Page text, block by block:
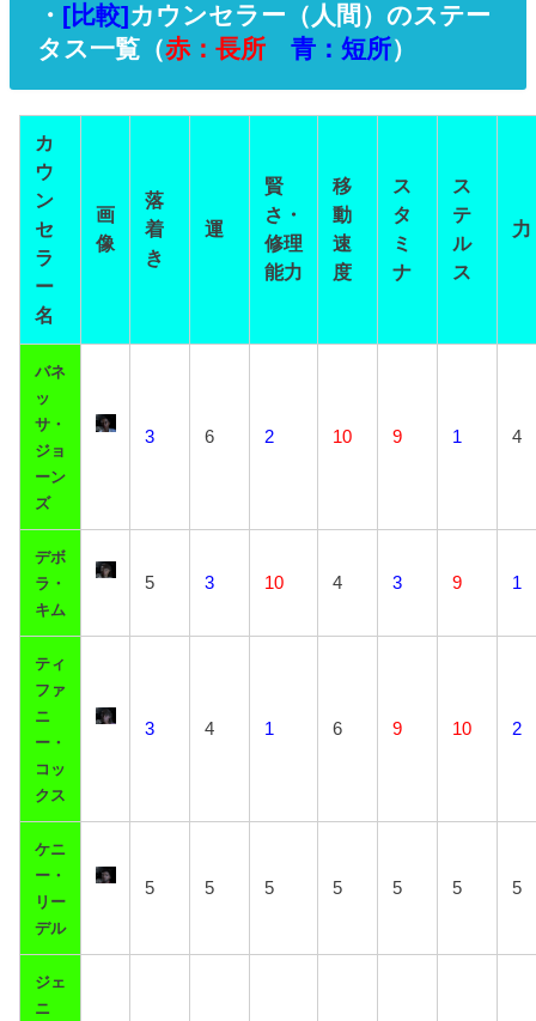
・ [比較]カウンセラー（人間）のステー
タス一覧（赤：長所 青：短所）
カ
ウ
ン
セ
ラ
ー
名
画
像
落
着
き
運
賢
さ・
修理
能力
移
動
速
度
ス
タ
ミ
ナ
ス
テ
ル
ス
力
バネ
ッ
サ・
ジョ
ーン
ズ
3 6 2 10 9 1 4
デボ
ラ・
キム
5 3 10 4 3 9 1
ティ
ファ
ニ
ー・
コッ
クス
3 4 1 6 9 10 2
ケニ
ー・
リー
デル
5 5 5 5 5 5 5
ジェ
ニ